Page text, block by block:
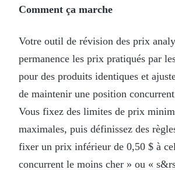
Comment ça marche
Votre outil de révision des prix
permanence les prix pratiqués par
pour des produits identiques et
de maintenir une position
Vous fixez des limites de prix
maximales, puis définissez des
fixer un prix inférieur de 0,50 $ à
concurrent le moins cher » ou «